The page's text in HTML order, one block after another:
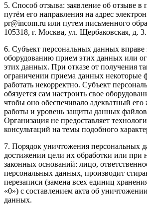
5. Способ отзыва: заявление об отзыве
путём его направления на адрес
pr@incom.ru или путем письменного
105318, г. Москва, ул. Щербаковская, д. 3.
6. Субъект персональных данных вправе
оборудованию прием этих данных или
этих данных. При отказе от получения
ограничении приема данных некоторые
работать некорректно. Субъект
обязуется сам настроить свое
чтобы оно обеспечивало адекватный
работы и уровень защиты данных
Организация не предоставляет
консультаций на темы подобного
7. Порядок уничтожения персональных
достижении цели их обработки или при
законных оснований: лицо,
персональных данных, производит
перезаписи (замена всех единиц
«0») с составлением акта об
данных.